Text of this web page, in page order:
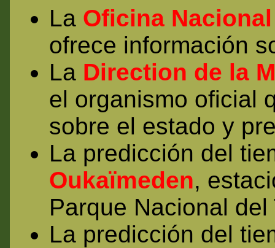
La Oficina
ofrece información
La Direction de la
el organismo oficial
sobre el estado y
La predicción del
Oukaïmeden,
Parque Nacional del
La predicción del